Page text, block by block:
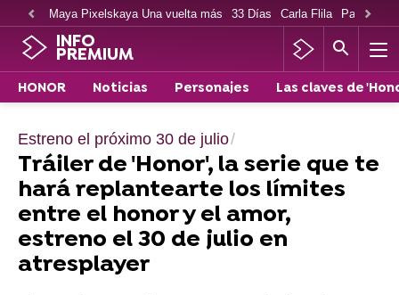
Maya Pixelskaya Una vuelta más 33 Días Carla Flila Paco
INFO
PREMIUM
HONOR Noticias Personajes Las claves de
Estreno el próximo 30 de julio
Tráiler de 'Honor', la serie que te
hará replantearte los límites
entre el honor y el amor,
estreno el 30 de julio en
atresplayer